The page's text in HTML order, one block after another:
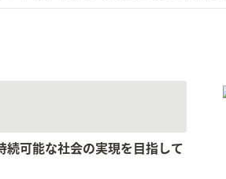
続可能な社会の実現を目指して